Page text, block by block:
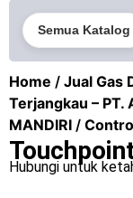
Semua Katalog
Home / Jual Gas
Terjangkau – PT.
MANDIRI /
Hubungi untuk